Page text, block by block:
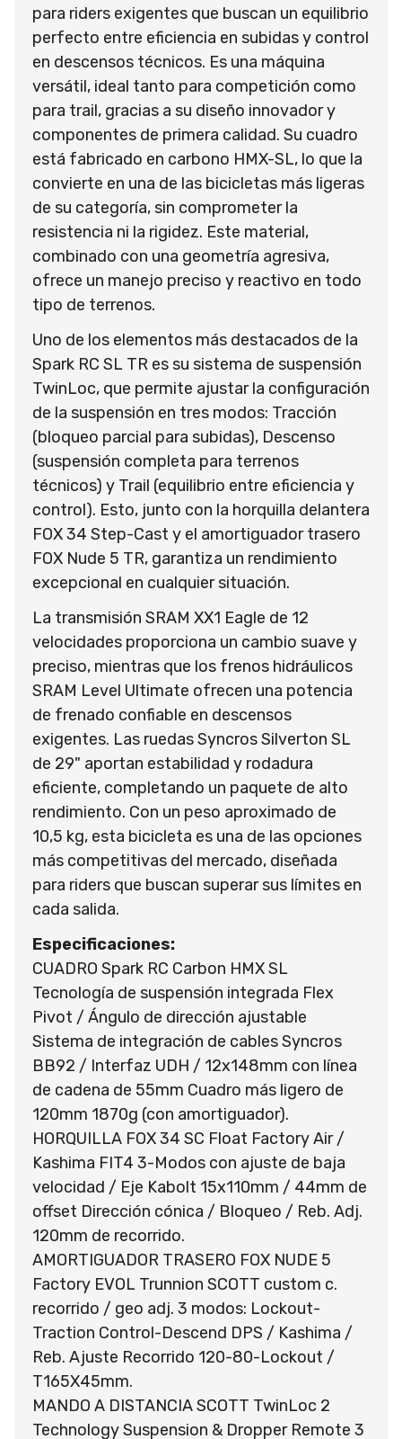
para riders exigentes que buscan un equilibrio
perfecto entre eficiencia en subidas y control
en descensos técnicos. Es una máquina
versátil, ideal tanto para competición como
para trail, gracias a su diseño innovador y
componentes de primera calidad. Su cuadro
está fabricado en carbono HMX-SL, lo que la
convierte en una de las bicicletas más ligeras
de su categoría, sin comprometer la
resistencia ni la rigidez. Este material,
combinado con una geometría agresiva,
ofrece un manejo preciso y reactivo en todo
tipo de terrenos.
Uno de los elementos más destacados de la
Spark RC SL TR es su sistema de suspensión
TwinLoc, que permite ajustar la configuración
de la suspensión en tres modos: Tracción
(bloqueo parcial para subidas), Descenso
(suspensión completa para terrenos
técnicos) y Trail (equilibrio entre eficiencia y
control). Esto, junto con la horquilla delantera
FOX 34 Step-Cast y el amortiguador trasero
FOX Nude 5 TR, garantiza un rendimiento
excepcional en cualquier situación.
La transmisión SRAM XX1 Eagle de 12
velocidades proporciona un cambio suave y
preciso, mientras que los frenos hidráulicos
SRAM Level Ultimate ofrecen una potencia
de frenado confiable en descensos
exigentes. Las ruedas Syncros Silverton SL
de 29" aportan estabilidad y rodadura
eficiente, completando un paquete de alto
rendimiento. Con un peso aproximado de
10,5 kg, esta bicicleta es una de las opciones
más competitivas del mercado, diseñada
para riders que buscan superar sus límites en
cada salida.
Especificaciones:
CUADRO Spark RC Carbon HMX SL
Tecnología de suspensión integrada Flex
Pivot / Ángulo de dirección ajustable
Sistema de integración de cables Syncros
BB92 / Interfaz UDH / 12x148mm con línea
de cadena de 55mm Cuadro más ligero de
120mm 1870g (con amortiguador).
HORQUILLA FOX 34 SC Float Factory Air /
Kashima FIT4 3-Modos con ajuste de baja
velocidad / Eje Kabolt 15x110mm / 44mm de
offset Dirección cónica / Bloqueo / Reb. Adj.
120mm de recorrido.
AMORTIGUADOR TRASERO FOX NUDE 5
Factory EVOL Trunnion SCOTT custom c.
recorrido / geo adj. 3 modos: Lockout-
Traction Control-Descend DPS / Kashima /
Reb. Ajuste Recorrido 120-80-Lockout /
T165X45mm.
MANDO A DISTANCIA SCOTT TwinLoc 2
Technology Suspension & Dropper Remote 3